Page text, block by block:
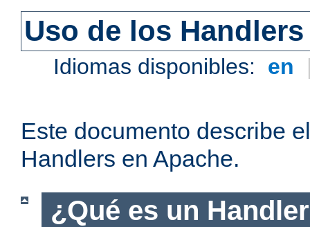
Uso de los
Idiomas disponibles: en
Este documento describe
Handlers en Apache.
¿Qué es un